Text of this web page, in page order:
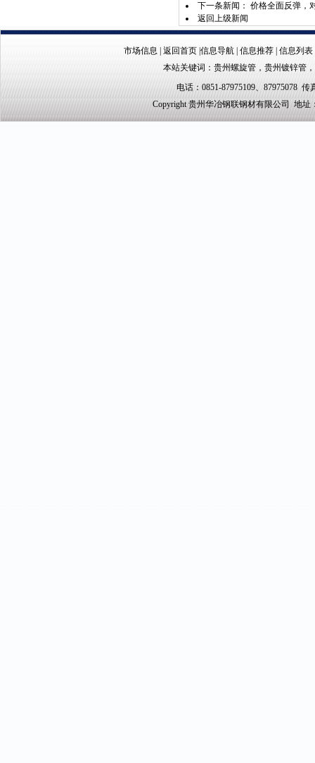
下一条新闻： 价格全面反弹，
返回上级新闻
市场信息 返回首页| 信息导航| 信息推荐| 信息列表
本站关键词： 贵州螺旋管 ， 贵州镀锌管 ，
电话：0851-87975109、87975078
Copyright 贵州华冶钢联钢材有限公司 地